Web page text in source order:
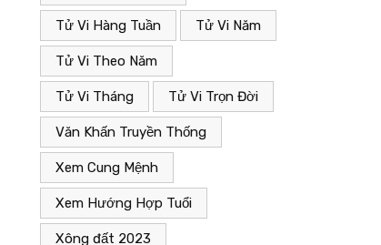
Tử Vi Hàng Tuần Tử Vi Năm
Tử Vi Theo Năm
Tử Vi Tháng Tử Vi Trọn Đời
Văn Khấn Truyền Thống
Xem Cung Mệnh
Xem Hướng Hợp Tuổi
Xông đất 2023